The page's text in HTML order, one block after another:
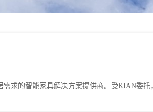
需求的智能家具解决方案提供商。受KIAN委